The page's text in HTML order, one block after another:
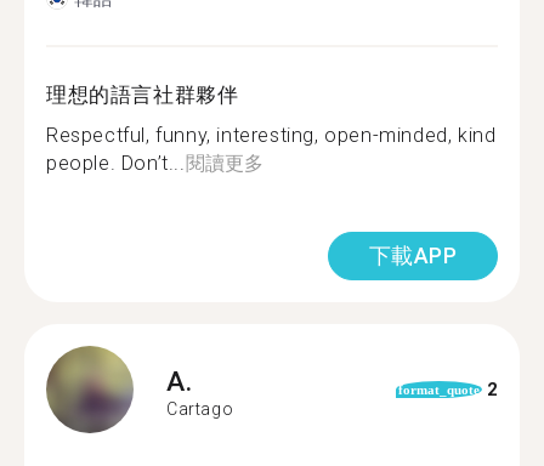
理想的語言社群夥伴
Respectful, funny, interesting, open-minded, kind
people. Don’t...閱讀更多
下載APP
A.
Cartago
format_quote 2